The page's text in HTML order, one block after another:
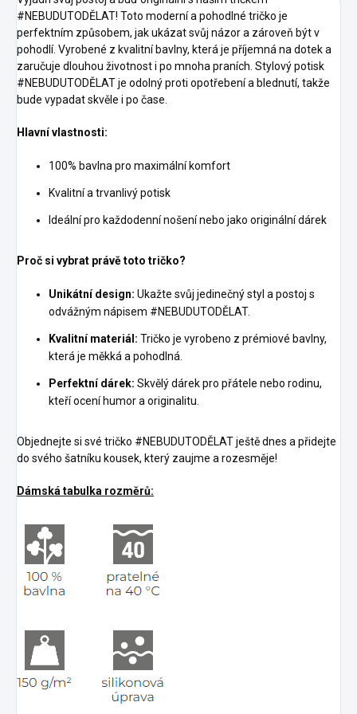
#NEBUDUTODĚLAT! Toto moderní a pohodlné tričko je
perfektním způsobem, jak ukázat svůj názor a zároveň být v
pohodlí. Vyrobené z kvalitní bavlny, která je příjemná na dotek a
zaručuje dlouhou životnost i po mnoha praních. Stylový potisk
#NEBUDUTODĚLAT je odolný proti opotřebení a blednutí, takže
bude vypadat skvěle i po čase.
Hlavní vlastnosti:
100% bavlna pro maximální komfort
Kvalitní a trvanlivý potisk
Ideální pro každodenní nošení nebo jako originální dárek
Proč si vybrat právě toto tričko?
Unikátní design: Ukažte svůj jedinečný styl a postoj s
odvážným nápisem #NEBUDUTODĚLAT.
Kvalitní materiál: Tričko je vyrobeno z prémiové bavlny,
která je měkká a pohodlná.
Perfektní dárek: Skvělý dárek pro přátele nebo rodinu,
kteří ocení humor a originalitu.
Objednejte si své tričko #NEBUDUTODĚLAT ještě dnes a přidejte
do svého šatníku kousek, který zaujme a rozesměje!
Dámská tabulka rozměrů: